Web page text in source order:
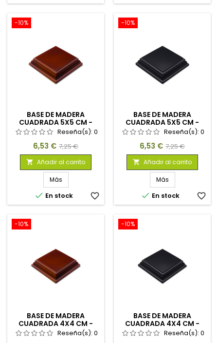
-10%
BASE DE MADERA
CUADRADA 5X5 CM -
AVELLANAReseña(s): 0
Precio
6,53 € Precio
base
7,25 €
 Añadir al carrito
Más
 En stock favorite_border
-10%
BASE DE MADERA
CUADRADA 5X5 CM -
NEGRAReseña(s): 0
Precio
6,53 € Precio
base
7,25 €
 Añadir al carrito
Más
 En stock favorite_border
-10%
BASE DE MADERA
CUADRADA 4X4 CM -
AVELLANAReseña(s): 0
-10%
BASE DE MADERA
CUADRADA 4X4 CM -
NEGRAReseña(s): 0